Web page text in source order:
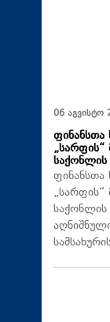
06 აგვისტო
ფინანსთა
„სარფის“
საქონლის
ფინანსთა
„სარფის“
საქონლის